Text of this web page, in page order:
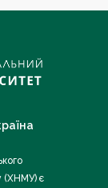
(ХНМУ) є